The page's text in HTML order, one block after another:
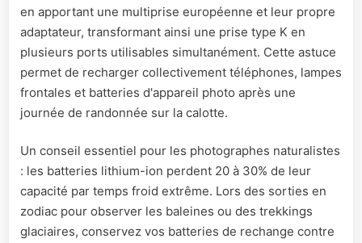
en apportant une multiprise européenne et leur propre
adaptateur, transformant ainsi une prise type K en
plusieurs ports utilisables simultanément. Cette astuce
permet de recharger collectivement téléphones, lampes
frontales et batteries d'appareil photo après une
journée de randonnée sur la calotte.
Un conseil essentiel pour les photographes naturalistes
: les batteries lithium-ion perdent 20 à 30% de leur
capacité par temps froid extrême. Lors des sorties en
zodiac pour observer les baleines ou des trekkings
glaciaires, conservez vos batteries de rechange contre